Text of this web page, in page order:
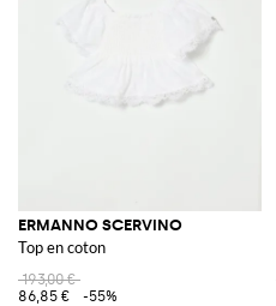
ERMANNO SCERVINO
Top en coton
193,00 €
86,85 €
-55%